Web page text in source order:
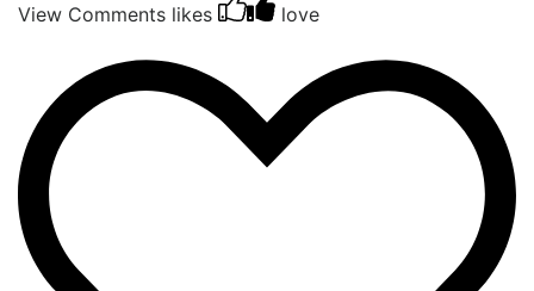
View Comments likes love